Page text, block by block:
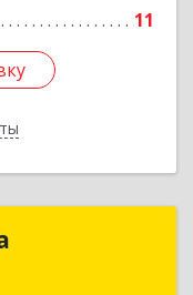
11
Бит, Пенза